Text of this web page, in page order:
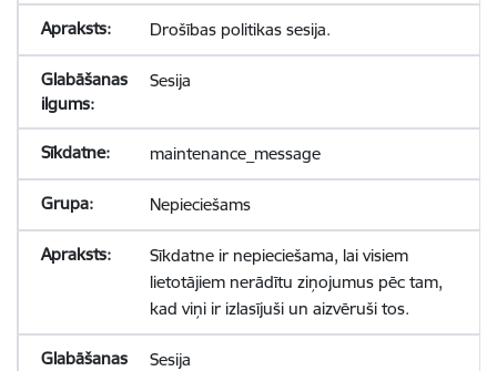
Drošības politikas sesija.
Sesija
maintenance_message
Nepieciešams
Sīkdatne ir nepieciešama, lai visiem
lietotājiem nerādītu ziņojumus pēc tam,
kad viņi ir izlasījuši un aizvēruši tos.
Sesija